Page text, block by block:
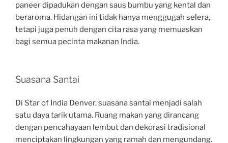
paneer dipadukan dengan saus bumbu yang kental dan
beraroma. Hidangan ini tidak hanya menggugah selera,
tetapi juga penuh dengan cita rasa yang memuaskan
bagi semua pecinta makanan India.
Suasana Santai
Di Star of India Denver, suasana santai menjadi salah
satu daya tarik utama. Ruang makan yang dirancang
dengan pencahayaan lembut dan dekorasi tradisional
menciptakan lingkungan yang ramah dan mengundang.